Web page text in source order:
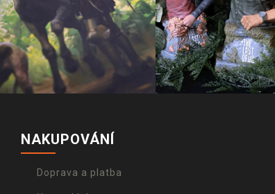
NAKUPOVÁNÍ
Doprava a platba